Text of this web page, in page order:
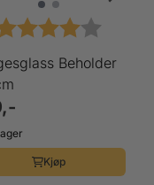
Beholder
Kjøp